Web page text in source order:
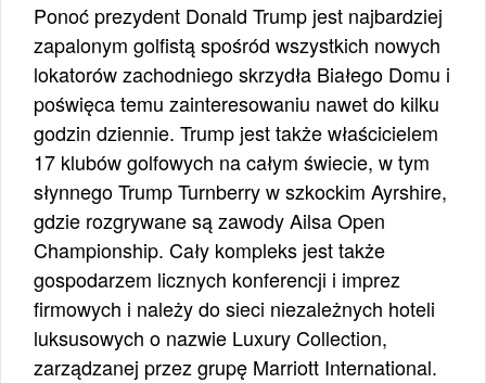
Ponoć prezydent Donald Trump jest najbardziej
zapalonym golfistą spośród wszystkich nowych
lokatorów zachodniego skrzydła Białego Domu i
poświęca temu zainteresowaniu nawet do kilku
godzin dziennie. Trump jest także właścicielem
17 klubów golfowych na całym świecie, w tym
słynnego Trump Turnberry w szkockim Ayrshire,
gdzie rozgrywane są zawody Ailsa Open
Championship. Cały kompleks jest także
gospodarzem licznych konferencji i imprez
firmowych i należy do sieci niezależnych hoteli
luksusowych o nazwie Luxury Collection,
zarządzanej przez grupę Marriott International.